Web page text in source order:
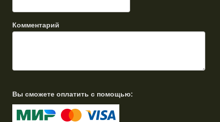
Комментарий
Вы сможете оплатить с помощью: